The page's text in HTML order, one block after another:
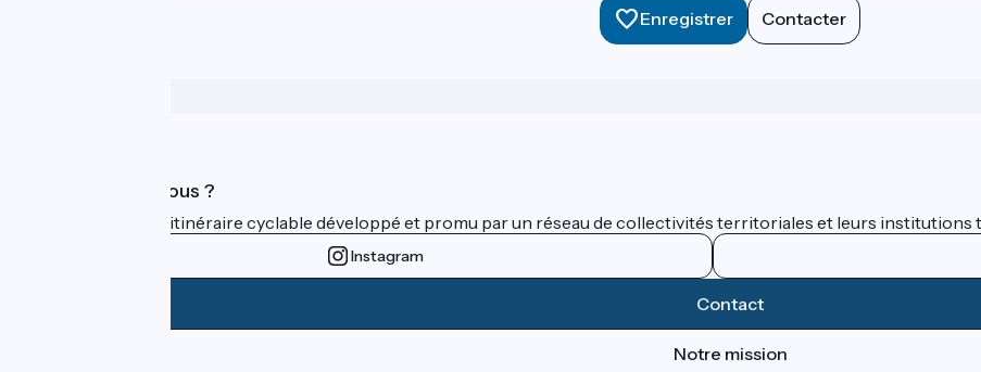
Enregistrer Contacter
Qui sommes-nous ?
ViaRhôna est un itinéraire cyclable développé et promu par un réseau de collectivités territoriales et leurs institutions
Instagram
Contact
Notre mission